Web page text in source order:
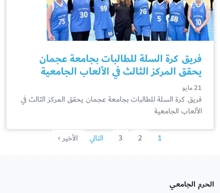
فريق كرة السلة للطالبات بجامعة عجمان
يحقق المركز الثالث في الألعاب الجامعية
21 مايو
فريق كرة السلة للطالبات بجامعة عجمان يحقق المركز الثالث في
الألعاب الجامعية
1
2
3 التالي الأخير ›
الحرم الجامعي